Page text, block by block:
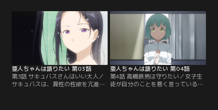
と語る鉄男だったが、絶対数の少な
い亜人にはまだ一度も出会ったこと
がないのだった。しかしある日、サ
キュバスの亜人・佐藤早紀絵が数学
教師として赴任してきて--。【提
供：バンダイチャンネル】
う。ある日の放課後の生物準備室、
鉄男に自らのことを語る京子。デュ
ラハンちゃんにはデュラハンちゃん
の悩みと、そしてお願い事があるの
だった。【提供：バンダイチャンネ
亜人ちゃんは語りたい 第03話
第3話 サキュバスさんはいい大人／
サキュバスは、異性の性欲を亢進さ
亜人ちゃんは語りたい 第04話
第4話 高橋鉄男は守りたい／女子生
徒が自分のことを悪く言っているの